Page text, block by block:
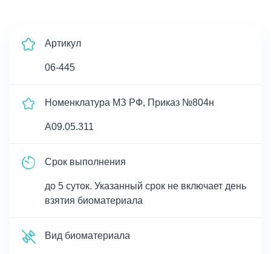
Артикул
06-445
Номенклатура МЗ РФ, Приказ №804н
A09.05.311
Срок выполнения
до 5 суток. Указанный срок не включает день
взятия биоматериала
Вид биоматериала